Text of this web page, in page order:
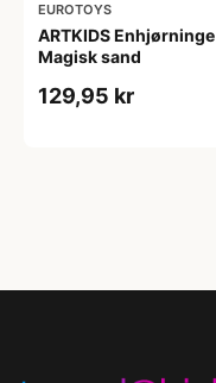
EUROTOYS
ARTKIDS Enhjørninge
Magisk sand
129,95 kr